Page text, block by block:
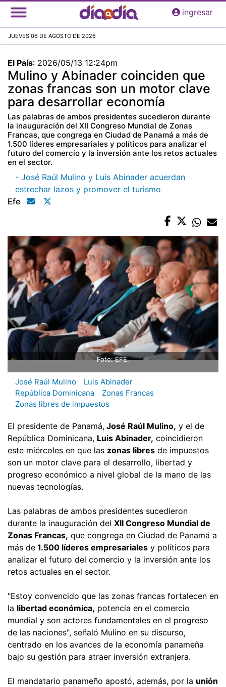
Pasar
al
principal
ingresar
JUEVES 06 DE AGOSTO DE 2026
El País: 2026/05/13 12:24pm
Mulino y Abinader coinciden que
zonas francas son un motor clave
para desarrollar economía
Las palabras de ambos presidentes sucedieron durante
la inauguración del XII Congreso Mundial de Zonas
Francas, que congrega en Ciudad de Panamá a más de
1.500 líderes empresariales y políticos para analizar el
futuro del comercio y la inversión ante los retos actuales
en el sector.
- José Raúl Mulino y Luis Abinader acuerdan
estrechar lazos y promover el turismo
Efe
Foto: EFE.
José Raúl Mulino
Luis Abinader
República Dominicana
Zonas Francas
Zonas libres de impuestos
El presidente de Panamá, José Raúl Mulino, y el de
República Dominicana, Luis Abinader, coincidieron
este miércoles en que las zonas libres de impuestos
son un motor clave para el desarrollo, libertad y
progreso económico a nivel global de la mano de las
nuevas tecnologías.
Las palabras de ambos presidentes sucedieron
durante la inauguración del XII Congreso Mundial de
Zonas Francas, que congrega en Ciudad de Panamá a
más de 1.500 líderes empresariales y políticos para
analizar el futuro del comercio y la inversión ante los
retos actuales en el sector.
"Estoy convencido que las zonas francas fortalecen en
la libertad económica, potencia en el comercio
mundial y son actores fundamentales en el progreso
de las naciones", señaló Mulino en su discurso,
centrado en los avances de la economía panameña
bajo su gestión para atraer inversión extranjera.
El mandatario panameño apostó, además, por la unión